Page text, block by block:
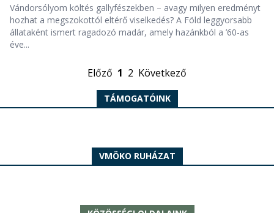
Vándorsólyom költés gallyfészekben – avagy milyen eredményt
hozhat a megszokottól eltérő viselkedés? A Föld leggyorsabb
állataként ismert ragadozó madár, amely hazánkból a ’60-as
éve...
Előző 1 2 Következő
TÁMOGATÓINK
VMÖKO RUHÁZAT